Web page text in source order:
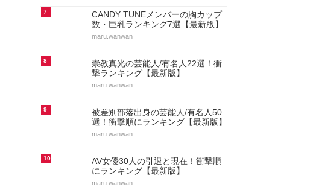
7
CANDY TUNEメンバーの胸カップ
数・巨乳ランキング7選【最新版】
maru.wanwan
8
崇教真光の芸能人/有名人22選！衝
撃ランキング【最新版】
maru.wanwan
9
被差別部落出身の芸能人/有名人50
選！衝撃順にランキング【最新版】
maru.wanwan
10
AV女優30人の引退と現在！衝撃順
にランキング【最新版】
maru.wanwan